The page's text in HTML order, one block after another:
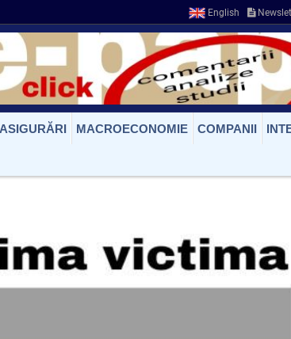
English
MACROECONOMIE COMPANII